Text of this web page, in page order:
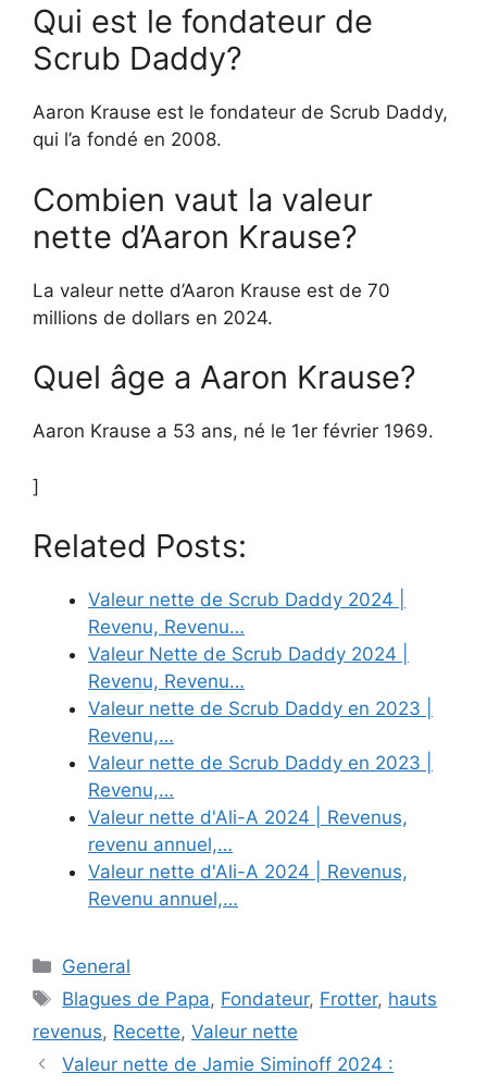
Qui est le fondateur de
Scrub Daddy?
Aaron Krause est le fondateur de Scrub Daddy,
qui l’a fondé en 2008.
Combien vaut la valeur
nette d’Aaron Krause?
La valeur nette d’Aaron Krause est de 70
millions de dollars en 2024.
Quel âge a Aaron Krause?
Aaron Krause a 53 ans, né le 1er février 1969.
]
Related Posts:
Valeur nette de Scrub Daddy 2024 |
Revenu, Revenu…
Valeur Nette de Scrub Daddy 2024 |
Revenu, Revenu…
Valeur nette de Scrub Daddy en 2023 |
Revenu,…
Valeur nette de Scrub Daddy en 2023 |
Revenu,…
Valeur nette d'Ali-A 2024 | Revenus,
revenu annuel,…
Valeur nette d'Ali-A 2024 | Revenus,
Revenu annuel,…
Categories
General
Tags
Blagues de Papa, Fondateur, Frotter, hauts
revenus, Recette, Valeur nette
Valeur nette de Jamie Siminoff 2024 :